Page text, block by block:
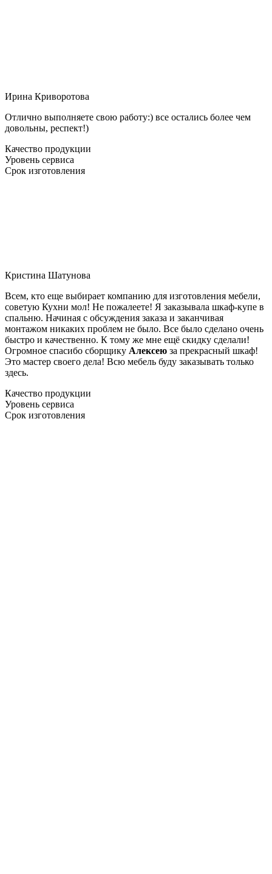
Ирина Криворотова
Отлично выполняете свою работу:) все остались более чем
довольны, респект!)
Качество продукции
Уровень сервиса
Срок изготовления
Кристина Шатунова
Всем, кто еще выбирает компанию для изготовления мебели,
советую Кухни мол! Не пожалеете! Я заказывала шкаф-купе в
спальню. Начиная с обсуждения заказа и заканчивая
монтажом никаких проблем не было. Все было сделано очень
быстро и качественно. К тому же мне ещё скидку сделали!
Огромное спасибо сборщику Алексею за прекрасный шкаф!
Это мастер своего дела! Всю мебель буду заказывать только
здесь.
Качество продукции
Уровень сервиса
Срок изготовления